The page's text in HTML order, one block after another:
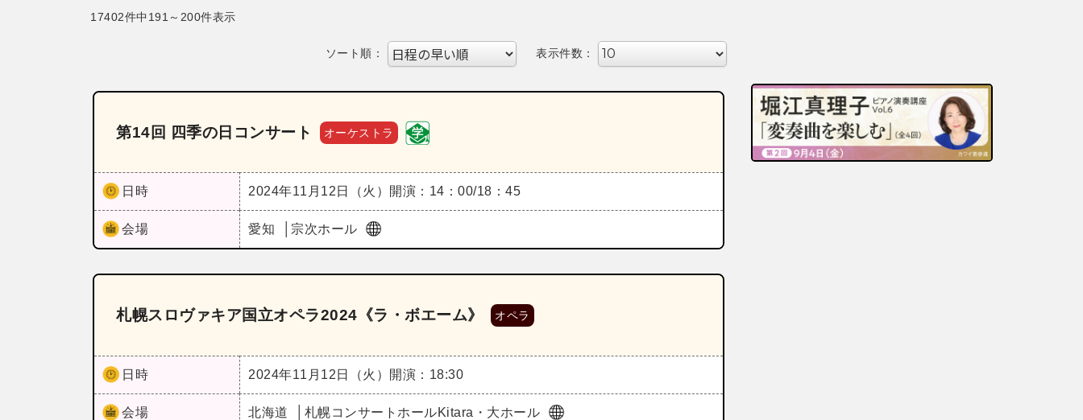
17402件中191～200件表示
ソート順： 表示件数：
第14回 四季の日コンサート オーケストラ
日時 2024年11月12日（火） 開演：14：00/18：45
会場 愛知 宗次ホール
札幌スロヴァキア国立オペラ2024《ラ・ボエーム》 オペラ
日時 2024年11月12日（火） 開演：18:30
会場 北海道 札幌コンサートホールKitara・大ホール